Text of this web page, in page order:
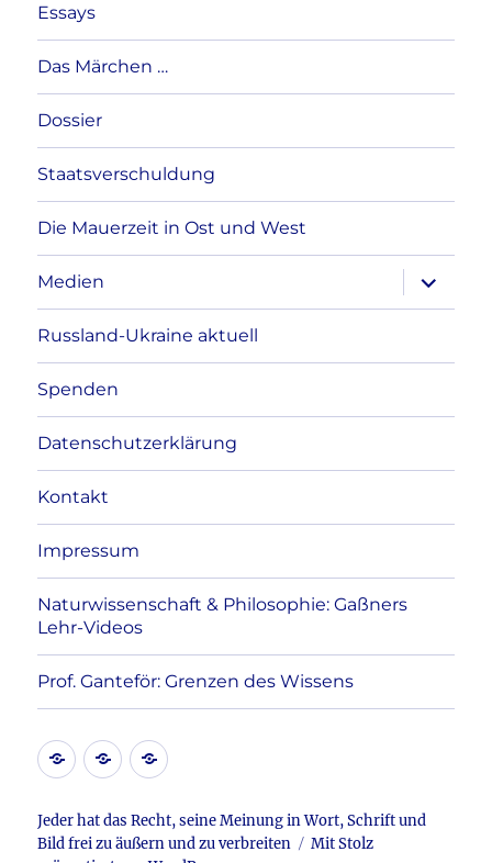
Essays
Das Märchen …
Dossier
Staatsverschuldung
Die Mauerzeit in Ost und West
Medien
anzeigen
Russland-Ukraine aktuell
Spenden
Datenschutzerklärung
Kontakt
Impressum
Naturwissenschaft & Philosophie: Gaßners
Lehr-Videos
Prof. Ganteför: Grenzen des Wissens
KontaktDatenschutzerklärung
Impressum
Jeder hat das Recht, seine Meinung in Wort, Schrift und
Bild frei zu äußern und zu verbreiten
Mit Stolz